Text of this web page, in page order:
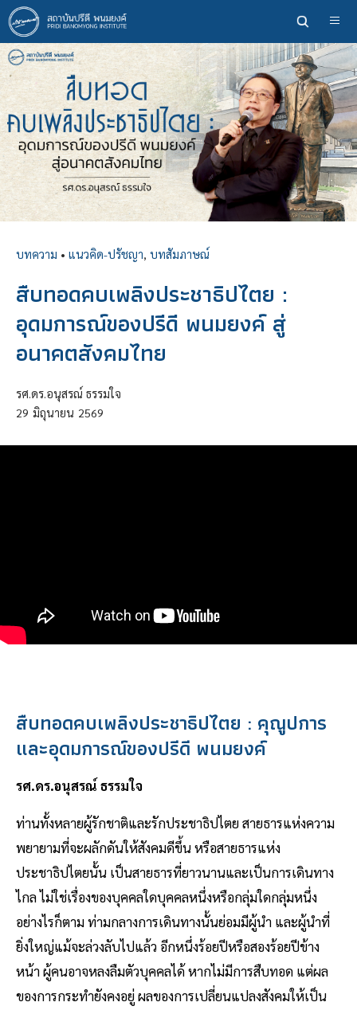
ข้าม
ไป
ยัง
เนื้อหา
หลัก
บทความ • แนวคิด-ปรัชญา, บทสัมภาษณ์
สืบทอดคบเพลิงประชาธิปไตย :
อุดมการณ์ของปรีดี พนมยงค์ สู่
อนาคตสังคมไทย
รศ.ดร.อนุสรณ์ ธรรมใจ
29 มิถุนายน 2569
สืบทอดคบเพลิงประชาธิปไตย : คุณูปการ
และอุดมการณ์ของปรีดี พนมยงค์
รศ.ดร.อนุสรณ์ ธรรมใจ
ท่านทั้งหลายผู้รักชาติและรักประชาธิปไตย สายธารแห่งความ
พยายามที่จะผลักดันให้สังคมดีขึ้น หรือสายธารแห่ง
ประชาธิปไตยนั้น เป็นสายธารที่ยาวนานและเป็นการเดินทาง
ไกล ไม่ใช่เรื่องของบุคคลใดบุคคลหนึ่งหรือกลุ่มใดกลุ่มหนึ่ง
อย่างไรก็ตาม ท่ามกลางการเดินทางนั้นย่อมมีผู้นำ และผู้นำที่
ยิ่งใหญ่แม้จะล่วงลับไปแล้ว อีกหนึ่งร้อยปีหรือสองร้อยปีข้าง
หน้า ผู้คนอาจหลงลืมตัวบุคคลได้ หากไม่มีการสืบทอด แต่ผล
ของการกระทำยังคงอยู่ ผลของการเปลี่ยนแปลงสังคมให้เป็น